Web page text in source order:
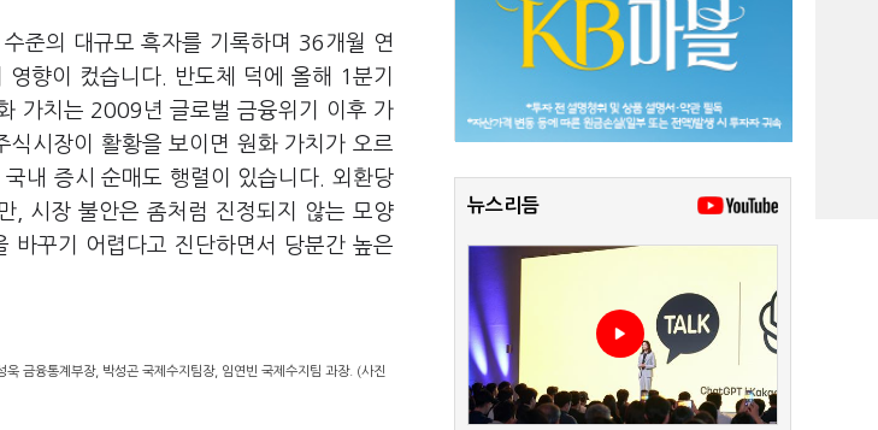
준의 대규모 흑자를 기록하며 36개월 연
향이 컸습니다. 반도체 덕에 올해 1분기
가치는 2009년 글로벌 금융위기 이후 가
시장이 활황을 보이면 원화 가치가 오르
내 증시 순매도 행렬이 있습니다. 외환당
, 시장 불안은 좀처럼 진정되지 않는 모양
바꾸기 어렵다고 진단하면서 당분간 높은
금융통계부장, 박성곤 국제수지팀장, 임연빈 국제수지팀 과장. (사진
뉴스리듬